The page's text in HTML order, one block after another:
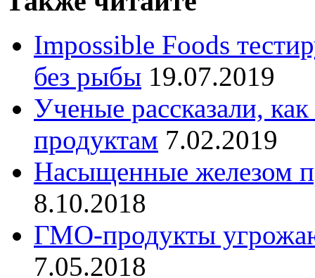
Impossible Foods
без рыбы 19.07.2019
Ученые рассказали,
продуктам 7.02.2019
Насыщенные железом
8.10.2018
ГМО-продукты
7.05.2018